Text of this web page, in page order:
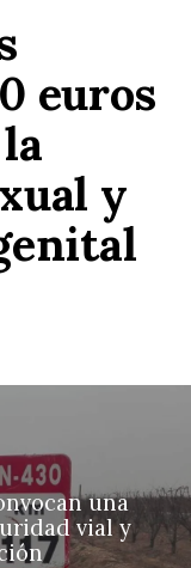
euros
y
una
vial y